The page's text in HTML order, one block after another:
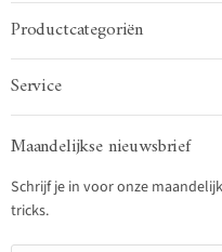
Productcategoriën
Service
Maandelijkse nieuwsbrief
Schrijf je in voor onze
tricks.